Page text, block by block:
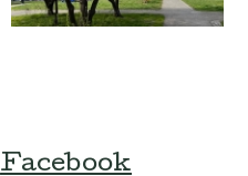
Facebook